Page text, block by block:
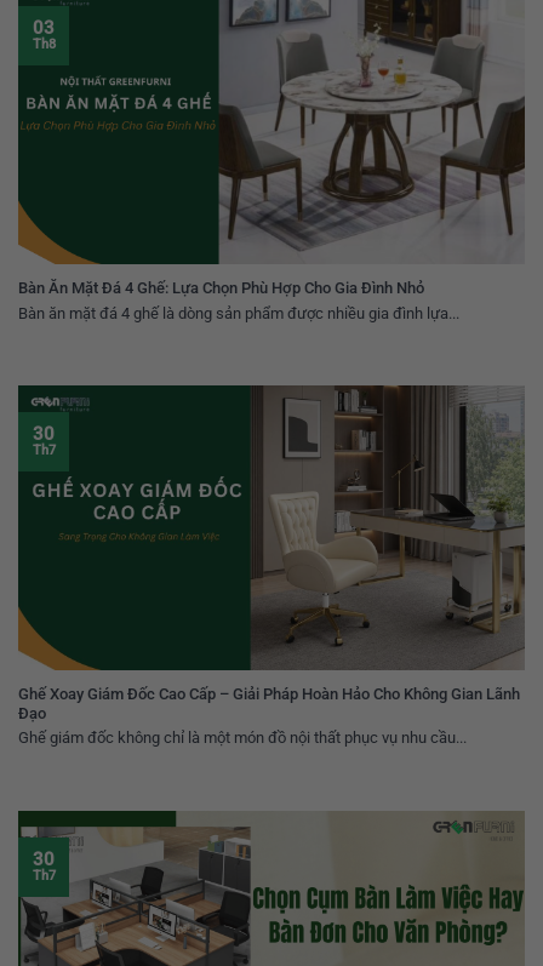
Bàn Ăn Mặt Đá 4 Ghế: Lựa Chọn Phù Hợp Cho Gia Đình Nhỏ
Bàn ăn mặt đá 4 ghế là dòng sản phẩm được nhiều gia đình lựa...
03
Th8
Ghế Xoay Giám Đốc Cao Cấp – Giải Pháp Hoàn Hảo Cho Không Gian Lãnh
Đạo
Ghế giám đốc không chỉ là một món đồ nội thất phục vụ nhu cầu...
30
Th7
30
Th7